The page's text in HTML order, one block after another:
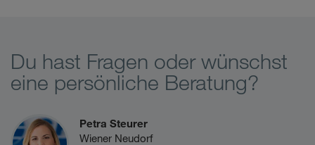
Du hast Fragen oder wünschst
eine persönliche Beratung?
Petra Steurer
Wiener Neudorf